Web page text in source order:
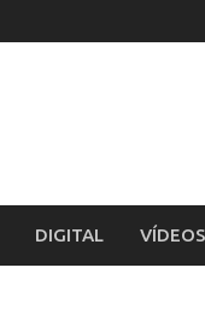
DIGITAL VÍDEOS